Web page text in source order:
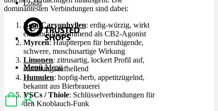
Login
Menü Menü
dominantesten Verbindungen sind dabei:
Beta-Caryophyllen: erdig-würzig, wirkt
entzündungshemmend als CB2-Agonist
Myrcen: Hauptterpen für beruhigende,
schwere, moschusartige Wirkung
Limonen: zitrusartig, lockert Profil auf,
stimmungsaufhellend
Humulen: hopfig-herb, appetitzügelnd,
bekannt aus Bierbrauerei
VSCs / Thiole: Schlüsselverbindungen für
den Knoblauch-Funk